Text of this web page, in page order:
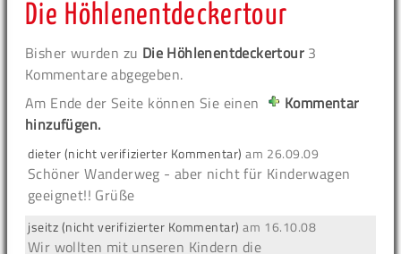
Die Höhlenentdeckertour
Bisher wurden zu Die Höhlenentdeckertour 3
Kommentare abgegeben.
Am Ende der Seite können Sie einen
Kommentar
hinzufügen.
dieter (nicht verifizierter Kommentar) am 26.09.09
Schöner Wanderweg - aber nicht für Kinderwagen
geeignet!! Grüße
jseitz (nicht verifizierter Kommentar) am 16.10.08
Wir wollten mit unseren Kindern die